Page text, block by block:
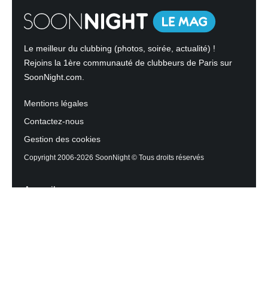
Le meilleur du clubbing (photos, soirée, actualité) !
Rejoins la 1ère communauté de clubbeurs de Paris sur
SoonNight.com.
Mentions légales
Contactez-nous
Gestion des cookies
Copyright 2006-2026 SoonNight © Tous droits réservés
Accueil